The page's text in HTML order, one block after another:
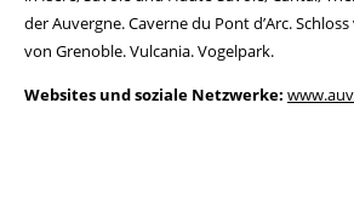
der Auvergne. Caverne du Pont d’Arc.
von Grenoble. Vulcania. Vogelpark.
Websites und soziale Netzwerke: